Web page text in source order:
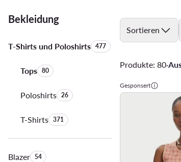
Bekleidung
T-Shirts und PoloshirtsAnzahl der Produkte:
477
TopsAnzahl der Produkte:
80
PoloshirtsAnzahl der Produkte:
26
T-ShirtsAnzahl der Produkte:
371
BlazerAnzahl der Produkte:
54
Sortieren
Produkte: 80·
Gesponsert